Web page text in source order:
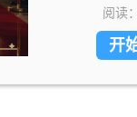
要把
阅读
开